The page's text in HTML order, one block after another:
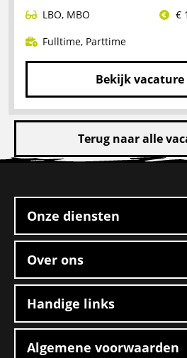
LBO, MBO
€
Fulltime, Parttime
Bekijk vacature
Lees
meer
Pakketbezorger
Terug naar alle
footer
Onze diensten
Over ons
Handige links
Algemene voorwaarden